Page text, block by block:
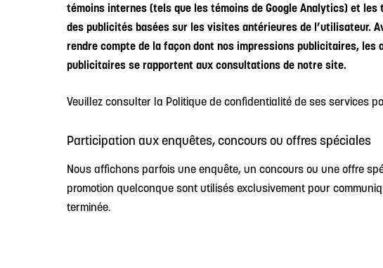
témoins internes (tels que les témoins de Google Analytics) et
des publicités basées sur les visites antérieures de l’utilisateur.
rendre compte de la façon dont nos impressions publicitaires,
publicitaires se rapportent aux consultations de notre site.
Veuillez consulter la Politique de confidentialité de ses services
Participation aux enquêtes, concours ou offres spéciales
Nous affichons parfois une enquête, un concours ou une offre
promotion quelconque sont utilisés exclusivement pour
terminée.